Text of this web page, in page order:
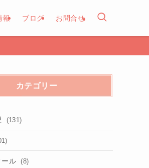
報 ブログ お問合せ
カテゴリー
(131)
ール (8)